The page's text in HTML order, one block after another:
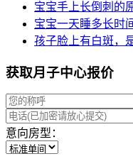
宝宝手上长倒刺的
宝宝一天睡多长时
孩子脸上有白斑，
获取月子中心报价
意向房型：